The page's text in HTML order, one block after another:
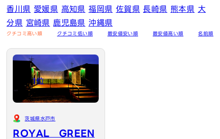
香川県 愛媛県 高知県 福岡県 佐賀県 長崎県 熊本県 大
分県 宮崎県 鹿児島県 沖縄県
クチコミ高い順 クチコミ低い順 最安値安い順 最安値高い順 名前順
1位
茨城県水戸市
ROYAL GREEN